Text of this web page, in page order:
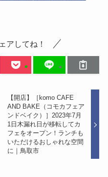
アしてね！
【開店】［komo CAFE
AND BAKE（コモカフェア
ンドベイク）］2023年7月
1日木漏れ日が移転してカ
フェをオープン！ランチも
いただけるおしゃれな空間
に｜鳥取市